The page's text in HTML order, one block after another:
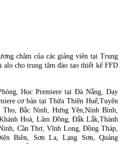
châm của các giảng viên tại Trung
alo cho trung tâm đào tạo thiết kế FFD
Học Premiere tại Đà Nẵng, Dạy
cơ bản tại Thừa Thiên Huế,Tuyên
Thọ, Bắc Ninh, Hưng Yên,Ninh Bình,
Hoà, Lâm Đồng, Đắk Lắk,Thành
Cần Thơ, Vĩnh Long, Đồng Tháp,
Biên, Sơn La, Lạng Sơn, Quảng